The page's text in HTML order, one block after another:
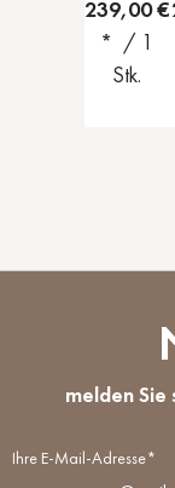
Set
239,00 €
* / 1
Stk.
melden
Ihre E-Mail-Adresse*